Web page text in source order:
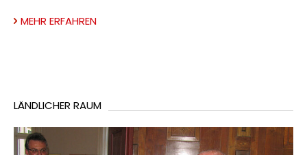
MEHR ERFAHREN
LÄNDLICHER RAUM